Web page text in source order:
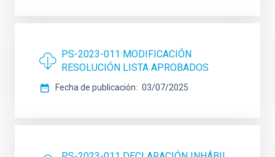
PS-2023-011 MODIFICACIÓN
RESOLUCIÓN LISTA APROBADOS
Fecha de publicación 03/07/2025